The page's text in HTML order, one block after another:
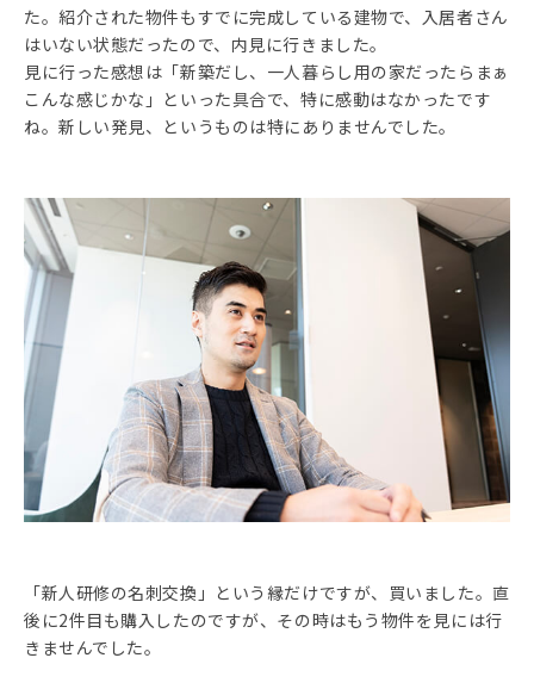
た。紹介された物件もすでに完成している建物で、入居者さん
はいない状態だったので、内見に行きました。
見に行った感想は「新築だし、一人暮らし用の家だったらまぁ
こんな感じかな」といった具合で、特に感動はなかったです
ね。新しい発見、というものは特にありませんでした。
「新人研修の名刺交換」という縁だけですが、買いました。直
後に2件目も購入したのですが、その時はもう物件を見には行
きませんでした。